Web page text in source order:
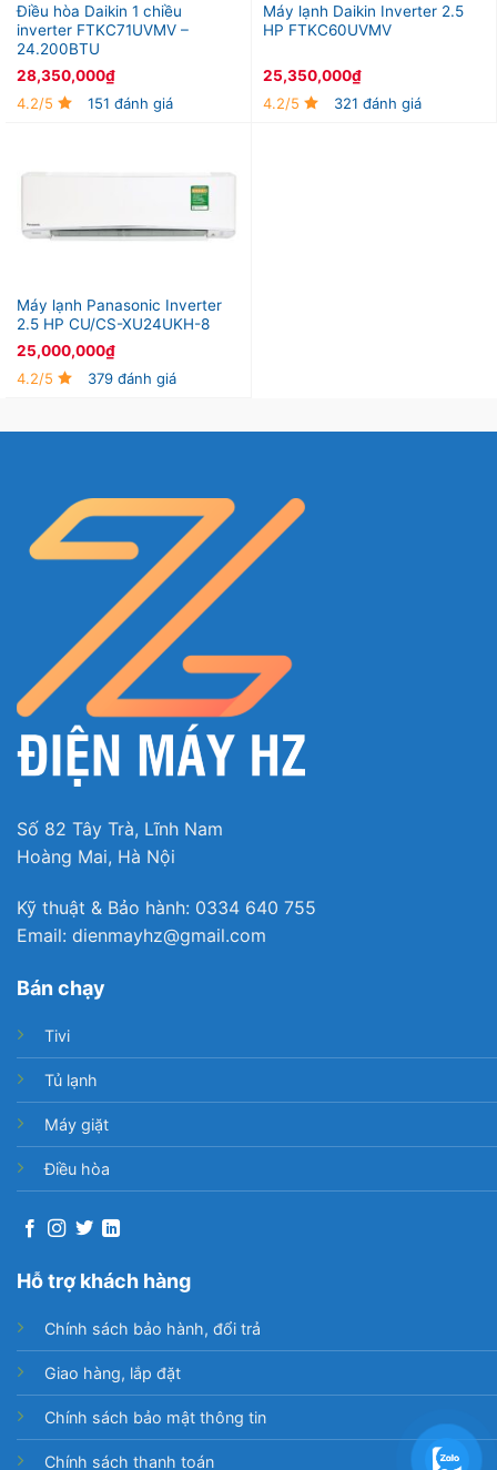
Điều hòa Daikin 1 chiều
inverter FTKC71UVMV –
24.200BTU
28,350,000₫
4.2/5
151 đánh giá
Máy lạnh Daikin Inverter 2.5
HP FTKC60UVMV
25,350,000₫
4.2/5
321 đánh giá
Máy lạnh Panasonic Inverter
2.5 HP CU/CS-XU24UKH-8
25,000,000₫
4.2/5
379 đánh giá
Số 82 Tây Trà, Lĩnh Nam
Hoàng Mai, Hà Nội
Kỹ thuật & Bảo hành: 0334 640 755
Email: dienmayhz@gmail.com
Bán chạy
Tivi
Tủ lạnh
Máy giặt
Điều hòa
Hỗ trợ khách hàng
Chính sách bảo hành, đổi trả
Giao hàng, lắp đặt
Chính sách bảo mật thông tin
Chính sách thanh toán